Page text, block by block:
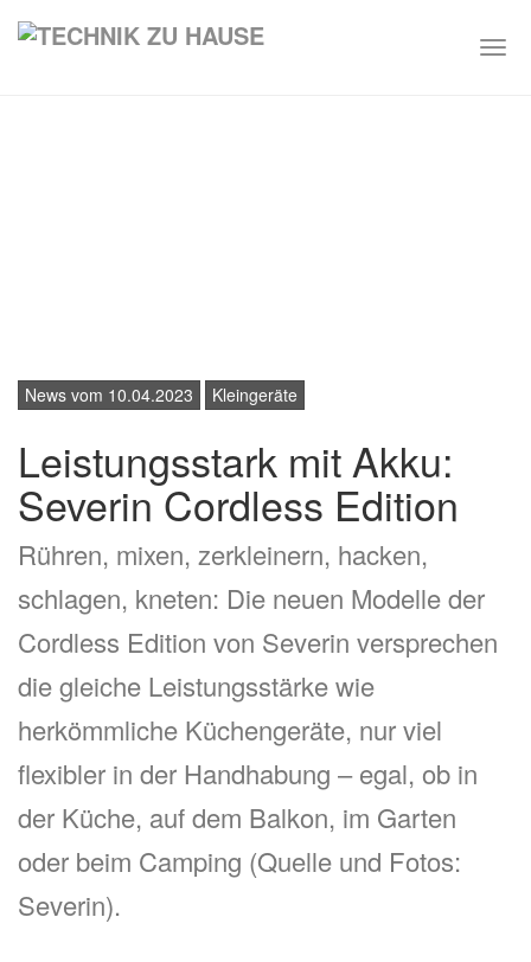
News vom 10.04.2023 Kleingeräte
Leistungsstark mit Akku:
Severin Cordless Edition
Rühren, mixen, zerkleinern, hacken,
schlagen, kneten: Die neuen Modelle der
Cordless Edition von Severin versprechen
die gleiche Leistungsstärke wie
herkömmliche Küchengeräte, nur viel
flexibler in der Handhabung – egal, ob in
der Küche, auf dem Balkon, im Garten
oder beim Camping (Quelle und Fotos:
Severin).